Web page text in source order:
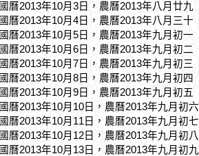
國曆2013年10月3日，農曆2013年八月廿九
國曆2013年10月4日，農曆2013年八月三十
國曆2013年10月5日，農曆2013年九月初一
國曆2013年10月6日，農曆2013年九月初二
國曆2013年10月7日，農曆2013年九月初三
國曆2013年10月8日，農曆2013年九月初四
國曆2013年10月9日，農曆2013年九月初五
國曆2013年10月10日，農曆2013年九月初六
國曆2013年10月11日，農曆2013年九月初七
國曆2013年10月12日，農曆2013年九月初八
國曆2013年10月13日，農曆2013年九月初九